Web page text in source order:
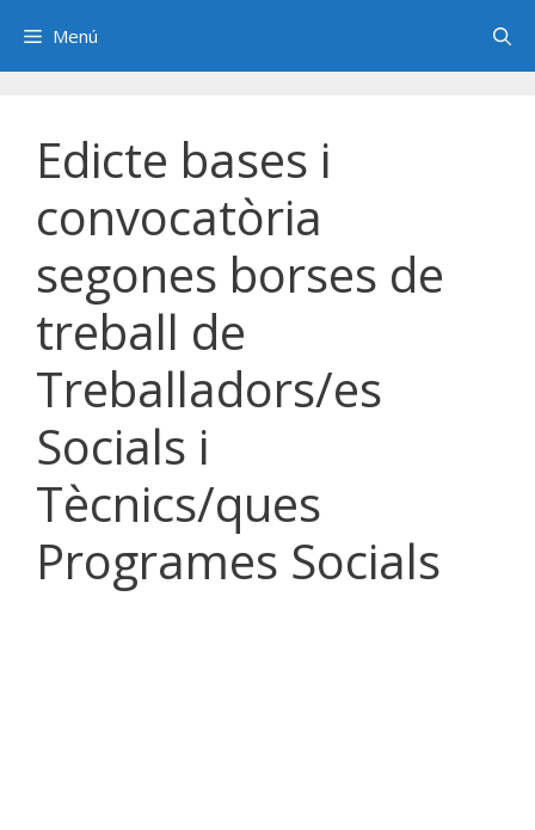
contenido
Menú
Edicte bases i
convocatòria
segones borses de
treball de
Treballadors/es
Socials i
Tècnics/ques
Programes Socials